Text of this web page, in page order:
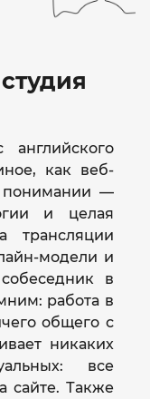
как веб-
—
и целая
трансляции
модели и
в
работа в
общего с
никаких
все
сайте. Также